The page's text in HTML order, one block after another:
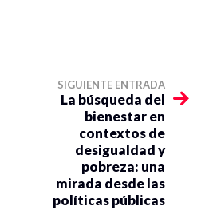
SIGUIENTE ENTRADA
La búsqueda del
bienestar en
contextos de
desigualdad y
pobreza: una
mirada desde las
políticas públicas